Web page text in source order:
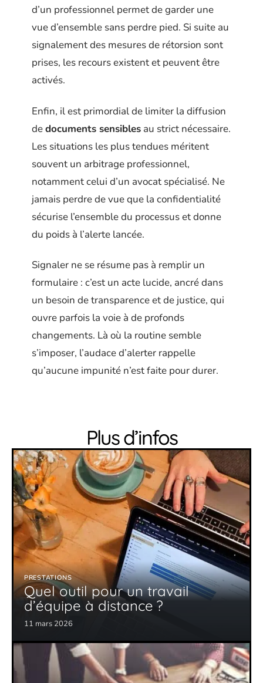
d’un professionnel permet de garder une
vue d’ensemble sans perdre pied. Si suite au
signalement des mesures de rétorsion sont
prises, les recours existent et peuvent être
activés.
Enfin, il est primordial de limiter la diffusion
dedocuments sensibles au strict nécessaire.
Les situations les plus tendues méritent
souvent un arbitrage professionnel,
notamment celui d’un avocat spécialisé. Ne
jamais perdre de vue que la confidentialité
sécurise l’ensemble du processus et donne
du poids à l’alerte lancée.
Signaler ne se résume pas à remplir un
formulaire : c’est un acte lucide, ancré dans
un besoin de transparence et de justice, qui
ouvre parfois la voie à de profonds
changements. Là où la routine semble
s’imposer, l’audace d’alerter rappelle
qu’aucune impunité n’est faite pour durer.
Plus d’infos
PRESTATIONS
Quel outil pour un travail
d’équipe à distance ?
11 mars 2026